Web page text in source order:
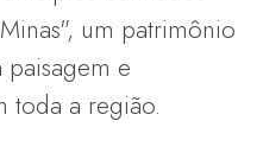
um patrimônio
paisagem e
toda a região.